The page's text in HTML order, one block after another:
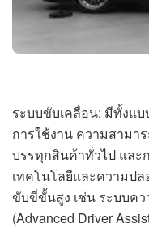
ระบบขับเคลื่อน: มีทั้งแ
การใช้งาน ความสามา
บรรทุกสินค้าทั่วไป และ
เทคโนโลยีและความป
ขับขี่ขั้นสูง เช่น ระบบค
(Advanced Driver